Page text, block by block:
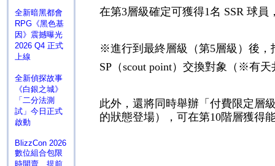
全新暗黑都會
RPG《黑色基
因》震撼曝光
2026 Q4 正式
上線
全新偵探故事
《白銀之城》
「二分法測
試」今日正式
啟動
BlizzCon 2026
數位組合包限
時開賣 提前
在第3層級確定可獲得1名 SSR 球員
※進行到最終層級（第5層級）後，
SP （scout point）交換對象（※有天
此外，還將同時舉辦「付費限定層
的狀態登場），可在第10階層獲得